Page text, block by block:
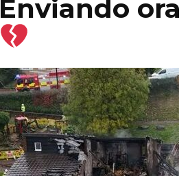
Enviando